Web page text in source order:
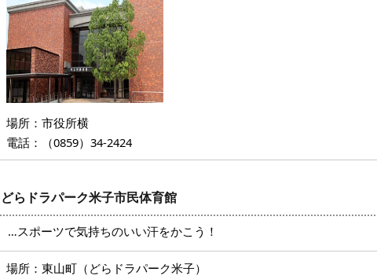
場所：市役所横
電話：（0859）34-2424
どらドラパーク米子市民体育館
…スポーツで気持ちのいい汗をかこう！
場所：東山町（どらドラパーク米子）